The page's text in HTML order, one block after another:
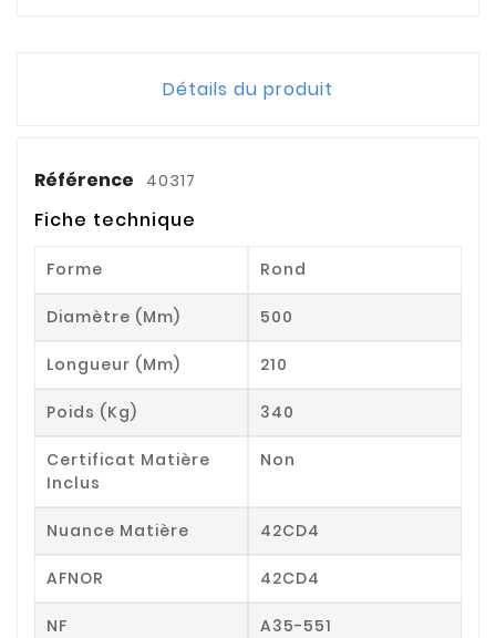
Détails du produit
Référence 40317
Fiche technique
Forme Rond
Diamètre (mm) 500
Longueur (mm) 210
Poids (kg) 340
Certificat Matière
Inclus
Non
Nuance Matière 42CD4
AFNOR 42CD4
NF A35-551